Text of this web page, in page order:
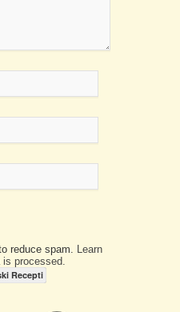
reduce spam. Learn
processed.
Recepti